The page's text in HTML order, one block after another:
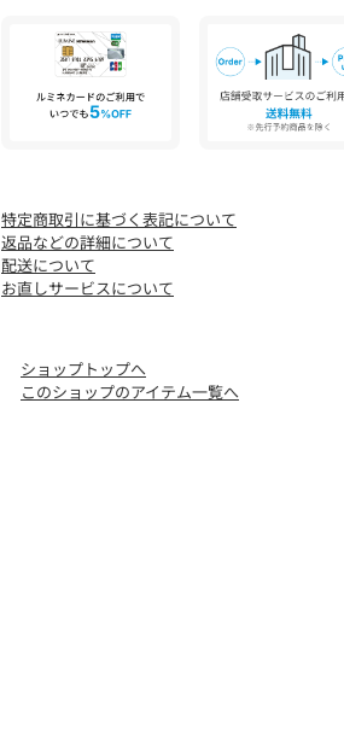
【注意事項】
※商品を使用前に、タグ等に記載されて
※商品の色味の目安は、商品単体の画像を
※シューズの重量は、シューズ本体のみ両
は計測に含まれません。
特定商取引に基づく表記について
返品などの詳細について
配送について
お直しサービスについて
ショップトップへ
このショップのアイテム一覧へ